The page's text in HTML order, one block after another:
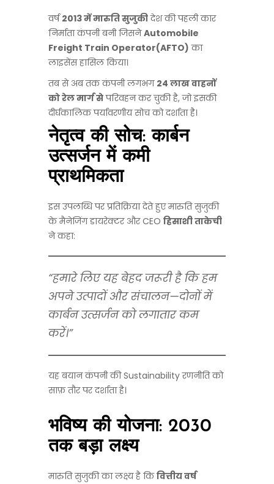
वर्ष2013 में मारुति सुजुकीदेश की पहली कार
निर्माता कंपनी बनी जिसनेAutomobile
Freight Train Operator(AFTO) का
लाइसेंस हासिल किया।
तब से अब तक कंपनी लगभग 24 लाख वाहनों
को रेल मार्ग सेपरिवहन कर चुकी है, जो इसकी
दीर्घकालिक पर्यावरणीय सोच को दर्शाता है।
नेतृत्व की सोच: कार्बन
उत्सर्जन में कमी
प्राथमिकता
इस उपलब्धि पर प्रतिक्रिया देते हुए मारुति सुजुकी
के मैनेजिंग डायरेक्टर और CEO हिसाशी ताकेची
ने कहा:
“हमारे लिए यह बेहद जरूरी है कि हम
अपने उत्पादों और संचालन—दोनों में
कार्बन उत्सर्जन को लगातार कम
करें।”
यह बयान कंपनी की Sustainability रणनीति को
साफ़ तौर पर दर्शाता है।
भविष्य की योजना: 2030
तक बड़ा लक्ष्य
मारुति सुजुकी का लक्ष्य है किवित्तीय वर्ष